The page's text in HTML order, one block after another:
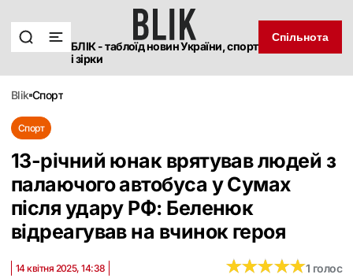
БЛІК - таблоїд новин України, спорт
і зірки
Спільнота
blik спорт
Спорт
13-річний юнак врятував людей з
палаючого автобуса у Сумах
після удару РФ: Беленюк
відреагував на вчинок героя
14 квітня 2025, 14:38 ★★★★★
★★★★★1 голос